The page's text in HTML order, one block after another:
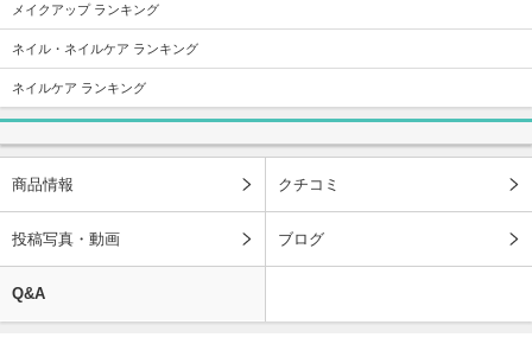
メイクアップ ランキング
ネイル・ネイルケア ランキング
ネイルケア ランキング
商品情報 クチコミ
投稿写真・動画 ブログ
Q&A